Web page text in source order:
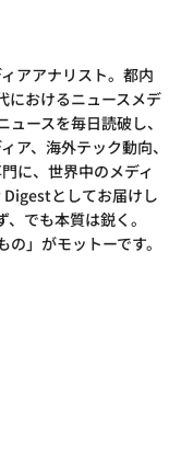
アアナリスト。都内
におけるニュースメデ
ースを毎日読破し、
、海外テック動向、
に、世界中のメディ
としてお届けし
でも本質は鋭く。
」がモットーです。